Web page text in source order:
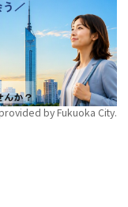
by Fukuoka City.